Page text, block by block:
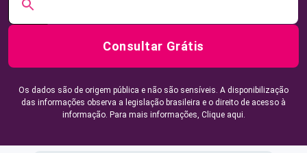
Consultar Grátis
Os dados são de origem pública e não são sensíveis. A disponibilização
das informações observa a legislação brasileira e o direito de acesso à
informação. Para mais informações, Clique aqui.